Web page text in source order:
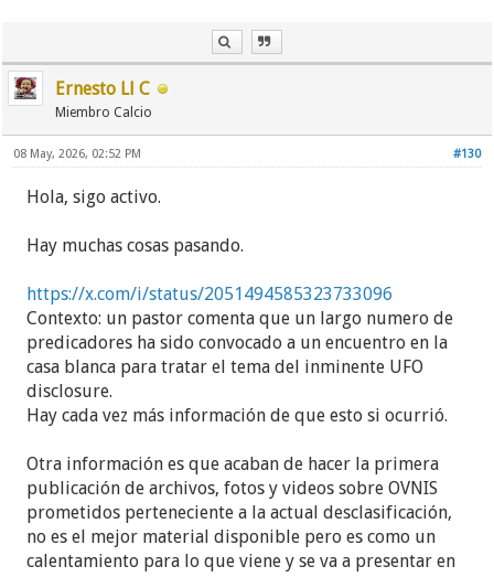
Ernesto Ll C
Miembro Calcio
#130
08 May, 2026, 02:52 PM
Hola, sigo activo.
Hay muchas cosas pasando.
https://x.com/i/status/2051494585323733096
Contexto: un pastor comenta que un largo numero de
predicadores ha sido convocado a un encuentro en la
casa blanca para tratar el tema del inminente UFO
disclosure.
Hay cada vez más información de que esto si ocurrió.
Otra información es que acaban de hacer la primera
publicación de archivos, fotos y videos sobre OVNIS
prometidos perteneciente a la actual desclasificación,
no es el mejor material disponible pero es como un
calentamiento para lo que viene y se va a presentar en